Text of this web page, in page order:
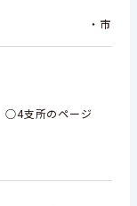
・市営函
○4支所のページ